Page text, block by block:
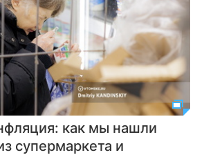
как мы нашли
супермаркета и